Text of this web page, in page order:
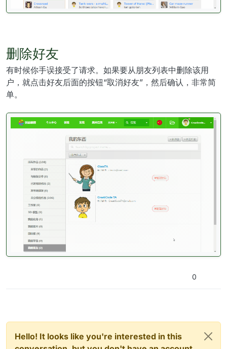
删除好友
有时候你手误接受了请求。如果要从朋友列表中删除该用
户，就点击好友后面的按钮“取消好友”，然后确认，非常简
单。
0
Hello! It looks like you're interested in this